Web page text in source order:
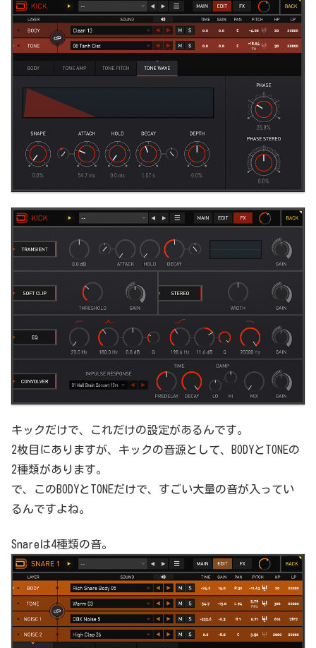
キックだけで、これだけの設定があるんです。
2枚目にありますが、キックの音源として、BODYとTONEの
2種類があります。
で、このBODYとTONEだけで、すごい大量の音が入ってい
るんですよね。
Snareは4種類の音。